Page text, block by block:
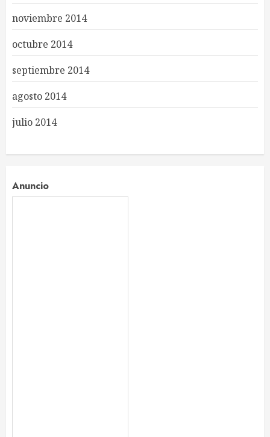
noviembre 2014
octubre 2014
septiembre 2014
agosto 2014
julio 2014
Anuncio